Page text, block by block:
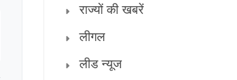
राज्यों की खबरें
लीगल
लीड न्यूज